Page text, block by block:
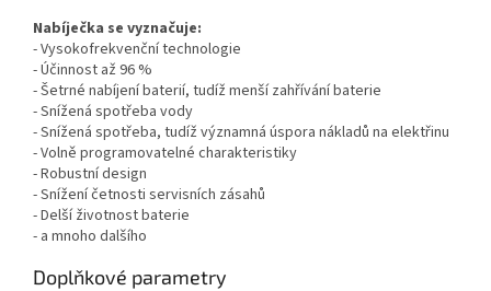
Nabíječka se vyznačuje:
- Vysokofrekvenční technologie
- Účinnost až 96 %
- Šetrné nabíjení baterií, tudíž menší zahřívání baterie
- Snížená spotřeba vody
- Snížená spotřeba, tudíž významná úspora nákladů na elektřinu
- Volně programovatelné charakteristiky
- Robustní design
- Snížení četnosti servisních zásahů
- Delší životnost baterie
- a mnoho dalšího
Doplňkové parametry